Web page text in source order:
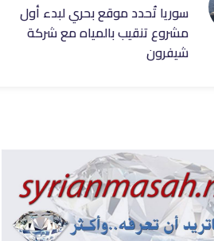
سوريا تُحدد موقع بحري لبدء أول
مشروع تنقيب بالمياه مع شركة
شيفرون